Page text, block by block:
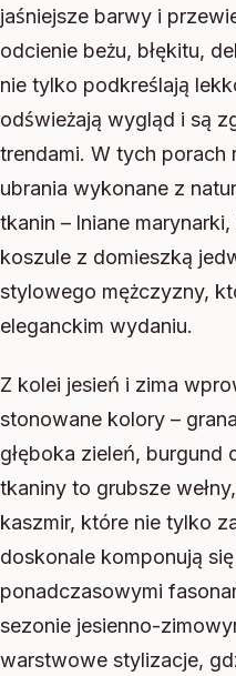
jaśniejsze barwy i
odcienie beżu, błękitu,
nie tylko podkreślają
odświeżają wygląd i są
trendami. W tych porach
ubrania wykonane z
tkanin – lniane
koszule z domieszką
stylowego mężczyzny,
eleganckim wydaniu.
Z kolei jesień i zima
stonowane kolory –
głęboka zieleń, burgund
tkaniny to grubsze
kaszmir, które nie tylko
doskonale komponują
ponadczasowymi
sezonie jesienno-
warstwowe stylizacje,